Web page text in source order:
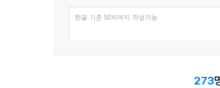
한글 기준 50자까지 작성가능
273